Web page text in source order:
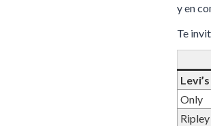
y en
Te
Levi’s
Only
Ripley